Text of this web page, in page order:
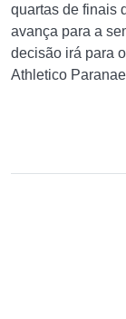
quartas de finais
avança para a
decisão irá para
Athletico